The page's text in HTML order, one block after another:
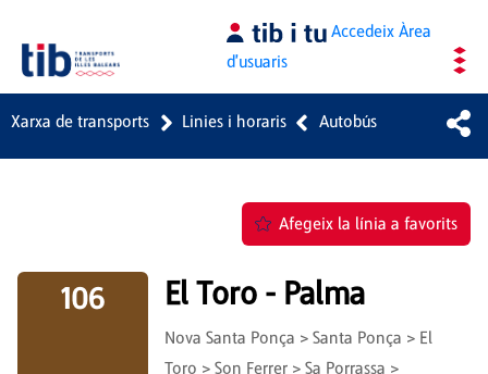
AccedeixÀrea
d'usuaris
Xarxa de transports Linies i horaris Autobús
Afegeix la línia a favorits
106 El Toro - Palma
Nova Santa Ponça > Santa Ponça > El
Toro > Son Ferrer > Sa Porrassa >